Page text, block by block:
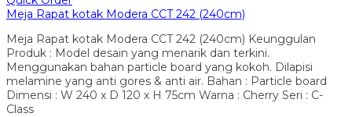
Meja Rapat kotak Modera CCT 242 (240cm)
Meja Rapat kotak Modera CCT 242 (240cm) Keunggulan
Produk : Model desain yang menarik dan terkini.
Menggunakan bahan particle board yang kokoh. Dilapisi
melamine yang anti gores & anti air. Bahan : Particle board
Dimensi : W 240 x D 120 x H 75cm Warna : Cherry Seri : C-
Class